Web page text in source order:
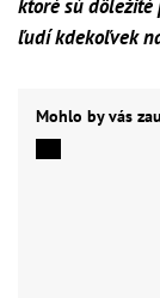
ktoré sú
ľudí kdekoľvek
Mohlo by vás